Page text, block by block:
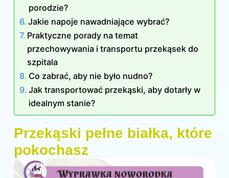
porodzie?
Jakie napoje nawadniające wybrać?
Praktyczne porady na temat
przechowywania i transportu przekąsek do
szpitala
Co zabrać, aby nie było nudno?
Jak transportować przekąski, aby dotarły w
idealnym stanie?
Przekąski pełne białka, które
pokochasz